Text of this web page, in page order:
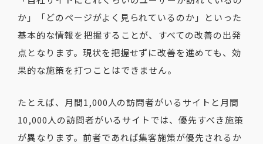
か」「どのページがよく見られているのか」といった
基本的な情報を把握することが、すべての改善の出発
点となります。現状を把握せずに改善を進めても、効
果的な施策を打つことはできません。
たとえば、月間1,000人の訪問者がいるサイトと月間
10,000人の訪問者がいるサイトでは、優先すべき施策
が異なります。前者であれば集客施策が優先されるか